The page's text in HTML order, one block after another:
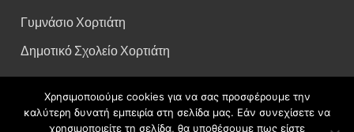
Γυμνάσιο Χορτιάτη
Δημοτικό Σχολείο Χορτιάτη
Πνευματικά δικαιώματα: Γενικό Λύκειο Χορτιάτη
Χρησιμοποιούμε cookies για να σας προσφέρουμε την
καλύτερη δυνατή εμπειρία στη σελίδα μας. Εάν συνεχίσετε να
χρησιμοποιείτε τη σελίδα, θα υποθέσουμε πως είστε